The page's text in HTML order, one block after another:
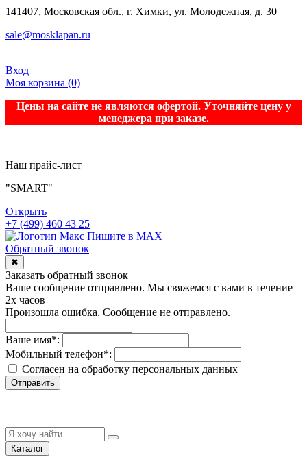
141407, Московская обл., г. Химки, ул. Молодежная, д. 30
sale@mosklapan.ru
Вход
Моя корзина (0)
Цены на сайте не являются офертой. Уточняйте цену у
менеджера при заказе.
Наш прайс-лист
"SMART"
Открыть
+7 (499) 460 43 25
Пишите в MAX
Обратный звонок
✖
Заказать обратный звонок
Ваше сообщение отправлено. Мы свяжемся с вами в течение
2х часов
Произошла ошибка. Сообщение не отправлено.
Ваше имя*:
Мобильный телефон*:
Согласен на обработку персональныx данных
Отправить
Каталог